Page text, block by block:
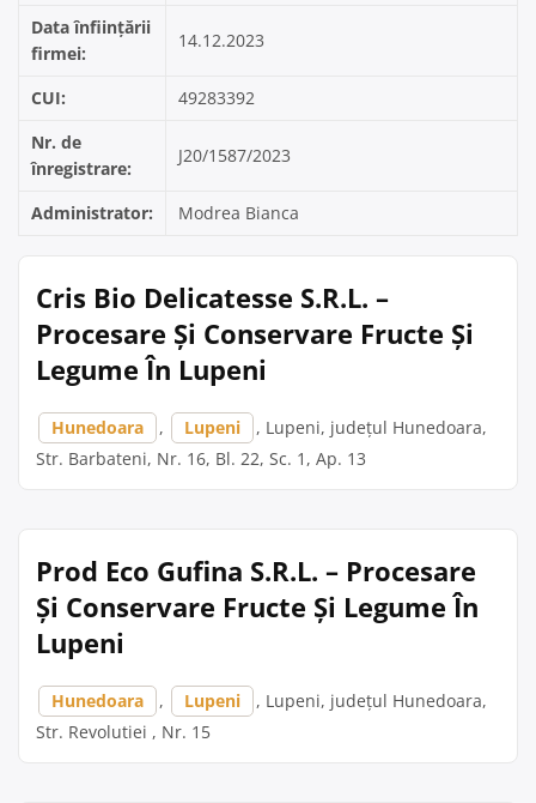
Data înființării
firmei:
14.12.2023
CUI:
49283392
Nr. de
înregistrare:
J20/1587/2023
Administrator: Modrea Bianca
Cris Bio Delicatesse S.R.L. –
Procesare Și Conservare Fructe Și
Legume În Lupeni
Hunedoara , Lupeni
, Lupeni, județul Hunedoara,
Str. Barbateni, Nr. 16, Bl. 22, Sc. 1, Ap. 13
Prod Eco Gufina S.R.L. – Procesare
Și Conservare Fructe Și Legume În
Lupeni
Hunedoara , Lupeni
, Lupeni, județul Hunedoara,
Str. Revolutiei , Nr. 15